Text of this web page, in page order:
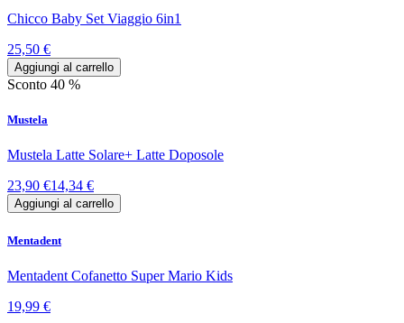
Chicco Baby Set Viaggio 6in1
25,50 €
Aggiungi al carrello
Sconto 40 %
Mustela
Mustela Latte Solare+ Latte Doposole
23,90 €14,34 €
Aggiungi al carrello
Mentadent
Mentadent Cofanetto Super Mario Kids
19,99 €